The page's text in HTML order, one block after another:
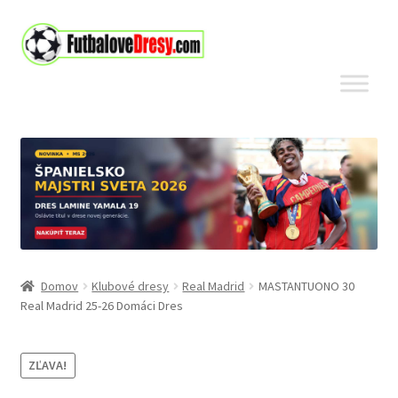
Preskočiť
na
Preskočiť
na
Domov Klubové dresy Real Madrid
MASTANTUONO 30
Real Madrid 25-26 Domáci Dres
ZĽAVA!